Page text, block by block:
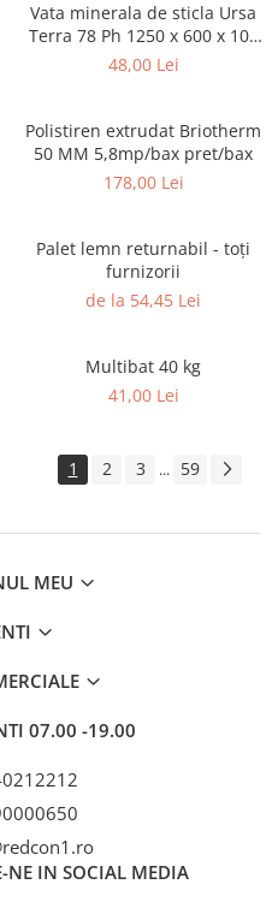
Vata minerala de sticla Ursa
Terra 78 Ph 1250 x 600 x 100
mm
48,00 Lei
Polistiren extrudat Briotherm
50 MM 5,8mp/bax pret/bax
178,00 Lei
Palet lemn returnabil - toți
furnizorii
de la 54,45 Lei
Multibat 40 kg
41,00 Lei
1 2 3 ... 59
MEU
07.00 -19.00
NE IN SOCIAL MEDIA